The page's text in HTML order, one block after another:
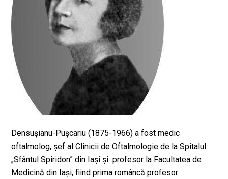
Densușianu-Pușcariu (1875-1966) a fost medic
oftalmolog, șef al Clinicii de Oftalmologie de la Spitalul
„Sfântul Spiridon” din Iași și profesor la Facultatea de
Medicină din Iași, fiind prima româncă profesor